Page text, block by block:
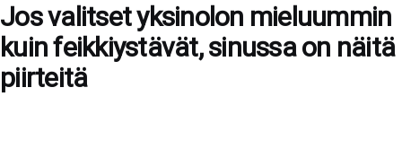
Jos valitset yksinolon mieluummin
kuin feikkiystävät, sinussa on näitä
piirteitä